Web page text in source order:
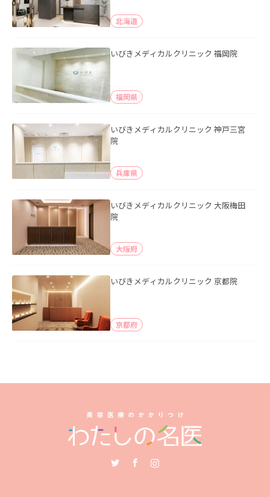
北海道
いびきメディカルクリニック 福岡院
福岡県
いびきメディカルクリニック 神戸三宮
院
兵庫県
いびきメディカルクリニック 大阪梅田
院
大阪府
いびきメディカルクリニック 京都院
京都府